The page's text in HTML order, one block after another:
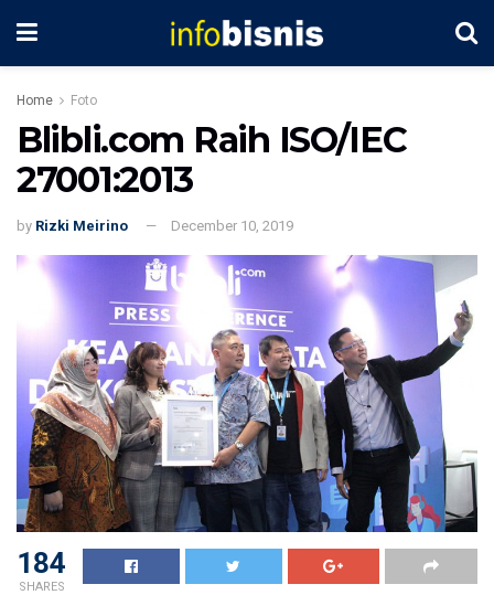
Home Foto
Blibli.com Raih ISO/IEC
27001:2013
by Rizki Meirino December 10, 2019
184
SHARES